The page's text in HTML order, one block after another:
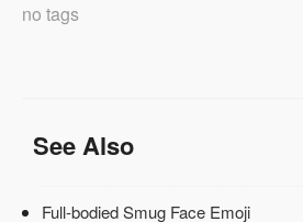
no tags
See Also
Full-bodied Smug Face Emoji